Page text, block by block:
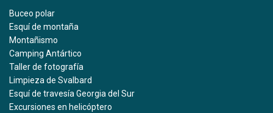
Buceo polar
Esquí de montaña
Montañismo
Camping Antártico
Taller de fotografía
Limpieza de Svalbard
Esquí de travesía Georgia del Sur
Excursiones en helicóptero